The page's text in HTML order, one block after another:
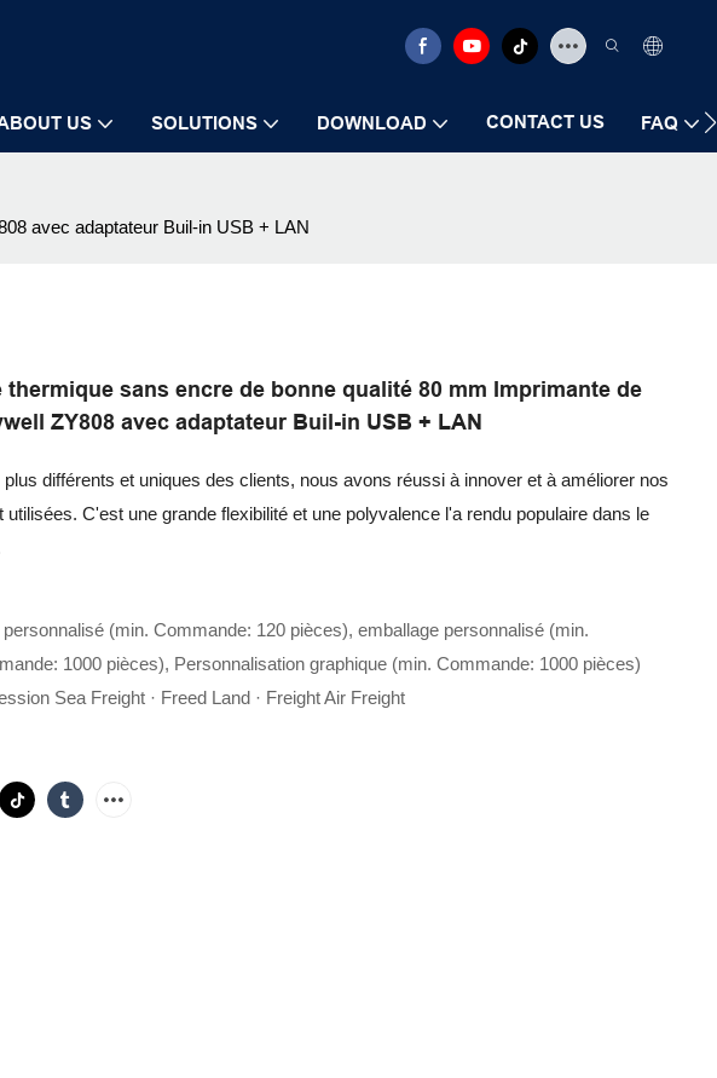
US SOLUTIONS DOWNLOAD CONTACT US FAQ
avec adaptateur Buil-in USB + LAN
sans encre de bonne qualité 80 mm Imprimante de
ZY808 avec adaptateur Buil-in USB + LAN
différents et uniques des clients, nous avons réussi à innover et à améliorer nos
C'est une grande flexibilité et une polyvalence l'a rendu populaire dans le
personnalisé (min. Commande: 120 pièces), emballage personnalisé (min.
1000 pièces), Personnalisation graphique (min. Commande: 1000 pièces)
Sea Freight · Freed Land · Freight Air Freight